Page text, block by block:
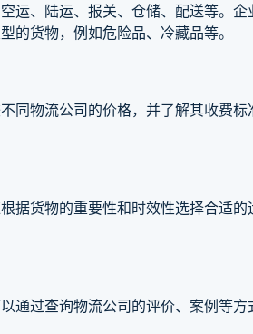
运、陆运、报关、仓储、配送等。
的货物，例如危险品、冷藏品等。
同物流公司的价格，并了解其收费
据货物的重要性和时效性选择合适
通过查询物流公司的评价、案例等方